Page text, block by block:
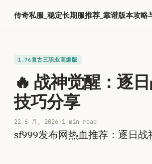
传奇私服_稳定长期服推荐_靠谱版本攻略
1.76复古三职业高爆版
🔥 战神觉醒：逐
技巧分享
22 6 月, 2026·1 min read
sf999发布网热血推荐：逐日战